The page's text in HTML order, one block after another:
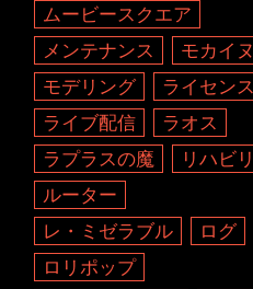
ムービースクエア
メンテナンス
モカイヌ
モデリング
ライセンス
ライブ配信
ラオス
ラプラスの魔
リハビリ
ルーター
レ・ミゼラブル
ログ
ロリポップ